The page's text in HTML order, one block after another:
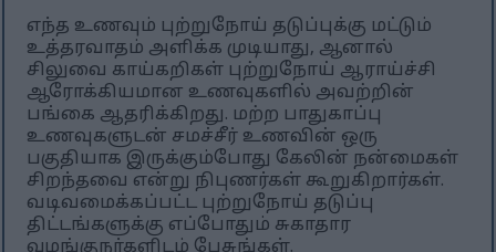
எந்த உணவும் புற்றுநோய் தடுப்புக்கு மட்டும்
உத்தரவாதம் அளிக்க முடியாது, ஆனால்
சிலுவை காய்கறிகள் புற்றுநோய் ஆராய்ச்சி
ஆரோக்கியமான உணவுகளில் அவற்றின்
பங்கை ஆதரிக்கிறது. மற்ற பாதுகாப்பு
உணவுகளுடன் சமச்சீர் உணவின் ஒரு
பகுதியாக இருக்கும்போது கேலின் நன்மைகள்
சிறந்தவை என்று நிபுணர்கள் கூறுகிறார்கள்.
வடிவமைக்கப்பட்ட புற்றுநோய் தடுப்பு
திட்டங்களுக்கு எப்போதும் சுகாதார